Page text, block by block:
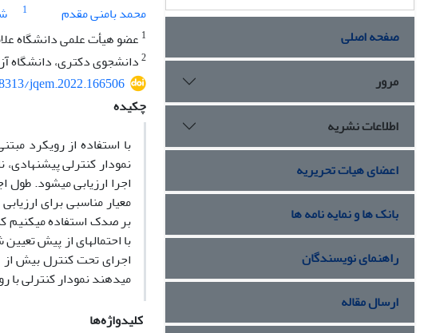
محمد بامنی مقدم
1
1 عضو هیأت علمی دانشگاه
2دانشجوی دکتری، دانشگاه
jqem.2022.166506
چکیده
با استفاده از رویکرد
نمودار کنترلی پیشنهادی،
اجرا ارزیابی می‏شود.
معیار مناسبی برای
بر صدک استفاده می‏کنیم
با احتمال‏های از پیش
اجرای تحت کنترل بیش از
می‏دهند نمودار کنترلی
کلیدواژه‌ها
صفحه اصلی
مرور
اطلاعات نشریه
اعضای هیات تحریریه
بانک ها و نمایه نامه ها
راهنمای نویسندگان
ارسال مقاله